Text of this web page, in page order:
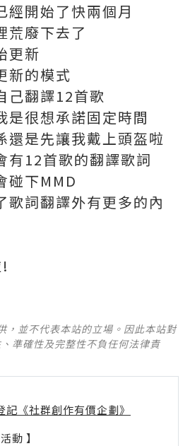
經開始了快兩個月
荒廢下去了
更新
新的模式
己翻譯12首歌
是很想承諾固定時間
還是先讓我戴上頭盔啦
有12首歌的翻譯歌詞
碰下MMD
歌詞翻譯外有更多的內
，並不代表本站的立場。因此本站對
準確性及完整性不負任何法律責
記《社群創作有價企劃》
動 】